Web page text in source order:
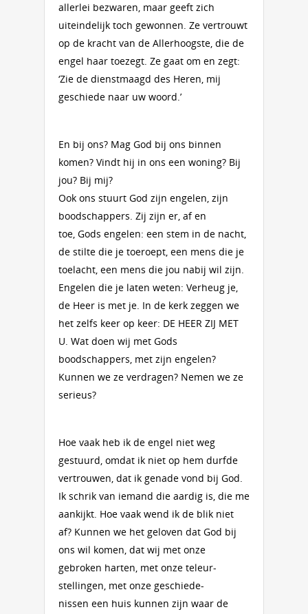
allerlei bezwaren, maar geeft zich
uiteindelijk toch gewonnen. Ze vertrouwt
op de kracht van de Allerhoogste, die de
engel haar toezegt. Ze gaat om en zegt:
‘Zie de dienstmaagd des Heren, mij
geschiede naar uw woord.’
En bij ons? Mag God bij ons binnen
komen? Vindt hij in ons een woning? Bij
jou? Bij mij?
Ook ons stuurt God zijn engelen, zijn
boodschappers. Zij zijn er, af en
toe, Gods engelen: een stem in de nacht,
de stilte die je toeroept, een mens die je
toel­acht, een mens die jou nabij wil zijn.
Engelen die je laten weten: Verheug je,
de Heer is met je. In de kerk zeggen we
het zelfs keer op keer: DE HEER ZIJ MET
U. Wat doen wij met Gods
boodschappers, met zijn engelen?
Kunnen we ze verdragen? Nemen we ze
serieus?
Hoe vaak heb ik de engel niet weg
gestuurd, omdat ik niet op hem durfde
ver­trouwen, dat ik genade vond bij God.
Ik schrik van iemand die aardig is, die me
aankijkt. Hoe vaak wend ik de blik niet
af? Kunnen we het geloven dat God bij
ons wil komen, dat wij met onze
gebroken harten, met onze teleur­
stellingen, met onze geschiede­
nissen een huis kunnen zijn waar de